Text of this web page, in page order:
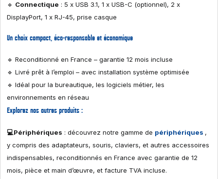
🔹 Connectique : 5 x USB 3.1, 1 x USB-C (optionnel), 2 x
DisplayPort, 1 x RJ-45, prise casque
Un choix compact, éco-responsable et économique
🔹 Reconditionné en France – garantie 12 mois incluse
🔹 Livré prêt à l’emploi – avec installation système optimisée
🔹 Idéal pour la bureautique, les logiciels métier, les
environnements en réseau
Explorez nos autres produits :
💻Périphériques : découvrez notre gamme de périphériques ,
y compris des adaptateurs, souris, claviers, et autres accessoires
indispensables, reconditionnés en France avec garantie de 12
mois, pièce et main d’œuvre, et facture TVA incluse.